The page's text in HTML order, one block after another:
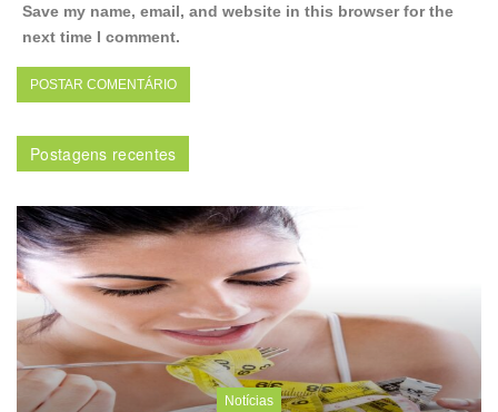
Save my name, email, and website in this browser for the
next time I comment.
Postagens recentes
Notícias